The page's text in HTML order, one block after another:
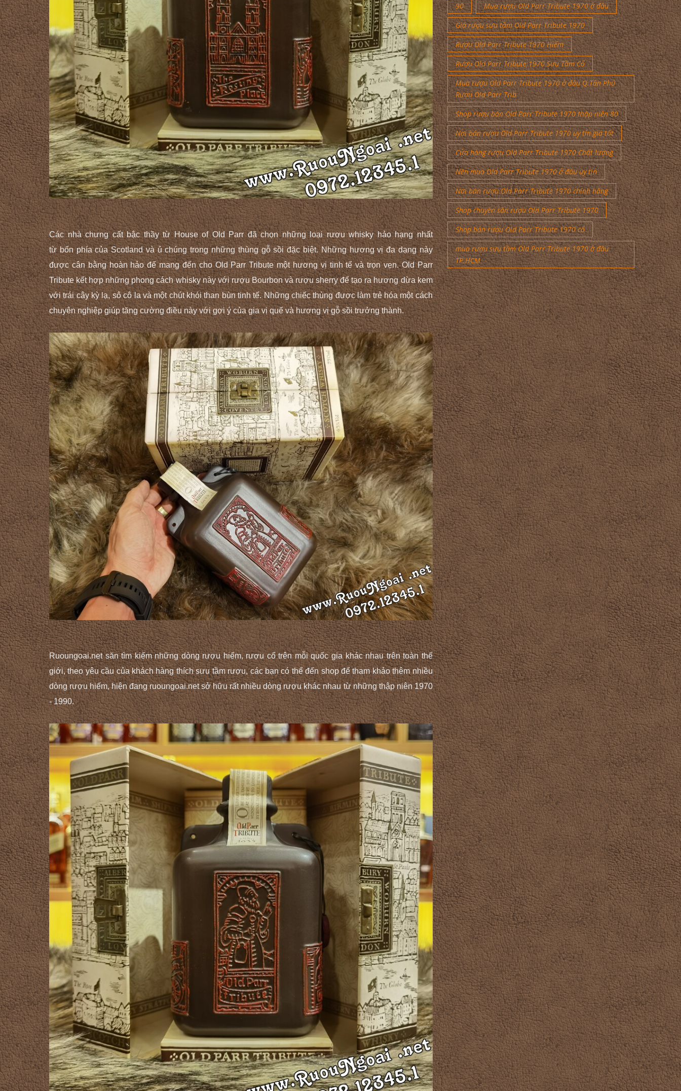
Các nhà chưng cất bậc thầy từ House of Old Parr đã chọn những loại rượu whisky hảo hạng nhất
từ bốn phía của Scotland và ủ chúng trong những thùng gỗ sồi đặc biệt. Những hương vị đa dạng này
được cân bằng hoàn hảo để mang đến cho Old Parr Tribute một hương vị tinh tế và trọn vẹn. Old Parr
Tribute kết hợp những phong cách whisky này với rượu Bourbon và rượu sherry để tạo ra hương dừa kem
với trái cây kỳ lạ, sô cô la và một chút khói than bùn tinh tế. Những chiếc thùng được làm trẻ hóa một cách
chuyên nghiệp giúp tăng cường điều này với gợi ý của gia vị quế và hương vị gỗ sồi trưởng thành.
Ruoungoai.net săn tìm kiếm những dòng rượu hiếm, rượu cổ trên mỗi quốc gia khác nhau trên toàn thế
giới, theo yêu cầu của khách hàng thích sưu tầm rượu, các bạn có thể đến shop để tham khảo thêm nhiều
dòng rượu hiếm, hiện đang ruoungoai.net sở hữu rất nhiều dòng rượu khác nhau từ những thập niên 1970
- 1990.
90
Mua rượu Old Parr Tribute 1970 ở đâu
Giá rượu sưu tầm Old Parr Tribute 1970
Rượu Old Parr Tribute 1970 Hiếm
Rượu Old Parr Tribute 1970 Sưu Tầm Cổ
Mua rượu Old Parr Tribute 1970 ở đâu Q.Tân Phú
Rượu Old Parr Trib
Shop rượu bán Old Parr Tribute 1970 thập niên 80
Nơi bán rượu Old Parr Tribute 1970 uy tín giá tốt
Cửa hàng rượu Old Parr Tribute 1970 Chất lượng
Nên mua Old Parr Tribute 1970 ở đâu uy tín
Nơi bán rượu Old Parr Tribute 1970 chính hãng
Shop chuyên săn rượu Old Parr Tribute 1970
Shop bán rượu Old Parr Tribute 1970 cổ
mua rượu sưu tầm Old Parr Tribute 1970 ở đâu
TP.HCM